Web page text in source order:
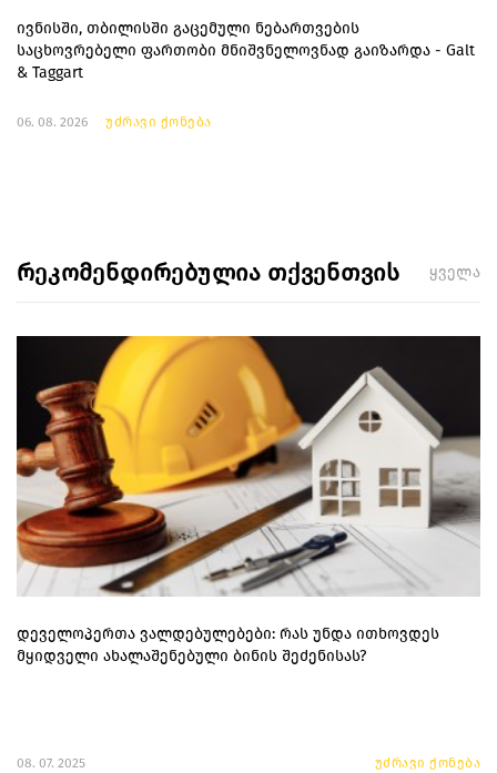
ივნისში, თბილისში გაცემული ნებართვების
საცხოვრებელი ფართობი მნიშვნელოვნად გაიზარდა - Galt
& Taggart
06. 08. 2026 უძრავი ქონება
რეკომენდირებულია თქვენთვის ყველა
დეველოპერთა ვალდებულებები: რას უნდა ითხოვდეს
მყიდველი ახალაშენებული ბინის შეძენისას?
08. 07. 2025 უძრავი ქონება